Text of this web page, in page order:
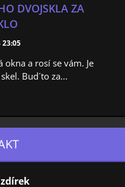
DVOJSKLA ZA
23:05
okna a rosí se vám. Je
Bud´to za...